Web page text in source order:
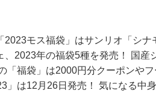
2023モス福袋」はサンリオ「シ
、2023年の福袋5種を発売！ 国
「福袋」は2000円分クーポンや
」は12月26日発売！ 気になる中